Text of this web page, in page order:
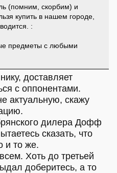
(помним, скорбим) и
купить в нашем городе,
:
предметы с любыми
доставляет
с оппонентами.
актуальную, скажу
дилера Дофф
сказать, что
и то же.
Хоть до третьей
доберитесь, а то